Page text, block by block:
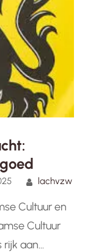
lachvzw
Cultuur en
Cultuur
rijk aan